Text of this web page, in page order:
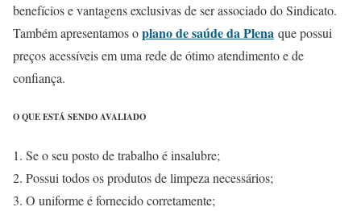
benefícios e vantagens exclusivas de ser associado do Sindicato.
Também apresentamos oplano de saúde da Plena que possui
preços acessíveis em uma rede de ótimo atendimento e de
confiança.
O QUE ESTÁ SENDO AVALIADO
Se o seu posto de trabalho é insalubre;
Possui todos os produtos de limpeza necessários;
O uniforme é fornecido corretamente;